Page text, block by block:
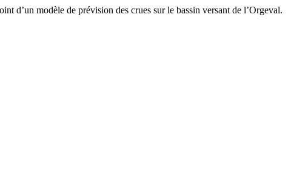
modèle de prévision des crues sur le bassin versant de l’Orgeval.